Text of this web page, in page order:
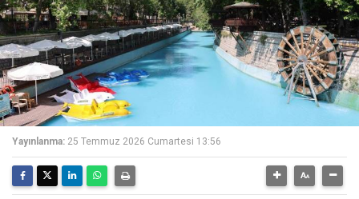
Yayınlanma: 25 Temmuz 2026 Cumartesi 13:56